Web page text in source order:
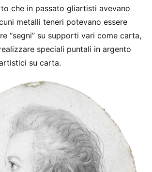
che in passato gliartisti avevano
metalli teneri potevano essere
“segni” su supporti vari come carta,
speciali puntali in argento
su carta.